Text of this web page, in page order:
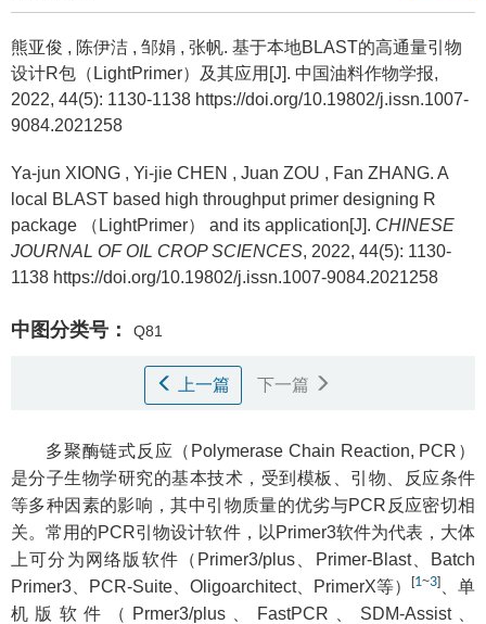
熊亚俊 , 陈伊洁 , 邹娟 , 张帆. 基于本地BLAST的高通量引物
设计R包（LightPrimer）及其应用[J]. 中国油料作物学报,
2022, 44(5): 1130-1138 https://doi.org/10.19802/j.issn.1007-
9084.2021258
Ya-jun XIONG , Yi-jie CHEN , Juan ZOU , Fan ZHANG. A
local BLAST based high throughput primer designing R
package （LightPrimer） and its application[J]. CHINESE
JOURNAL OF OIL CROP SCIENCES, 2022, 44(5): 1130-
1138 https://doi.org/10.19802/j.issn.1007-9084.2021258
中图分类号： Q81
上一篇 下一篇
多聚酶链式反应（Polymerase Chain Reaction, PCR）
是分子生物学研究的基本技术，受到模板、引物、反应条件
等多种因素的影响，其中引物质量的优劣与PCR反应密切相
关。常用的PCR引物设计软件，以Primer3软件为代表，大体
上可分为网络版软件（Primer3/plus、Primer-Blast、Batch
Primer3、PCR-Suite、Oligoarchitect、PrimerX等）
[1~3]
、单
机版软件（Prmer3/plus、FastPCR、SDM-Assist、